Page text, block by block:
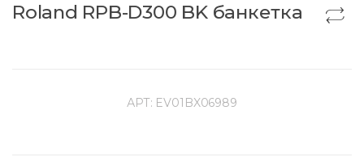
Roland RPB-D300 BK банкетка
АРТ: EV01BX06989